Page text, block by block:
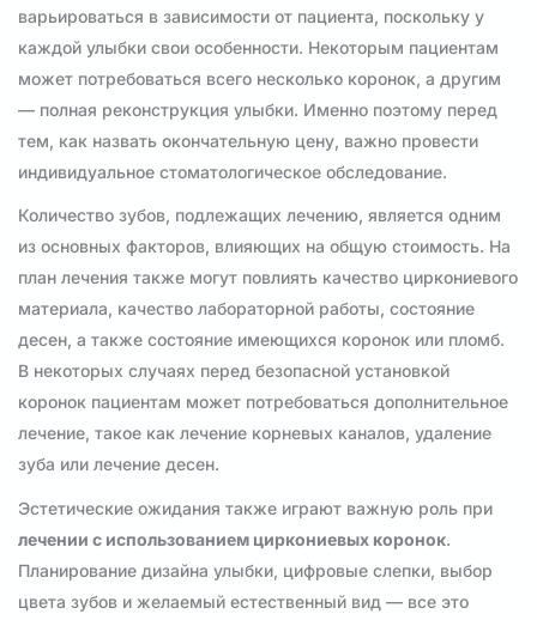
варьироваться в зависимости от пациента, поскольку у
каждой улыбки свои особенности. Некоторым пациентам
может потребоваться всего несколько коронок, а другим
— полная реконструкция улыбки. Именно поэтому перед
тем, как назвать окончательную цену, важно провести
индивидуальное стоматологическое обследование.
Количество зубов, подлежащих лечению, является одним
из основных факторов, влияющих на общую стоимость. На
план лечения также могут повлиять качество циркониевого
материала, качество лабораторной работы, состояние
десен, а также состояние имеющихся коронок или пломб.
В некоторых случаях перед безопасной установкой
коронок пациентам может потребоваться дополнительное
лечение, такое как лечение корневых каналов, удаление
зуба или лечение десен.
Эстетические ожидания также играют важную роль при
лечении с использованием циркониевых коронок.
Планирование дизайна улыбки, цифровые слепки, выбор
цвета зубов и желаемый естественный вид — все это